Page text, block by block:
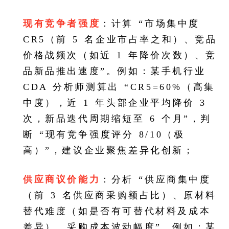
现有竞争者强度 ：计算 “市场集中度
CR5（前 5 名企业市占率之和）、竞品
价格战频次（如近 1 年降价次数）、竞
品新品推出速度”。例如：某手机行业
CDA 分析师测算出 “CR5=60%（高集
中度），近 1 年头部企业平均降价 3
次，新品迭代周期缩短至 6 个月”，判
断 “现有竞争强度评分 8/10（极
高）”，建议企业聚焦差异化创新；
供应商议价能力
：分析 “供应商集中度
（前 3 名供应商采购额占比）、原材料
替代难度（如是否有可替代材料及成本
差异）、采购成本波动幅度”。例如：某